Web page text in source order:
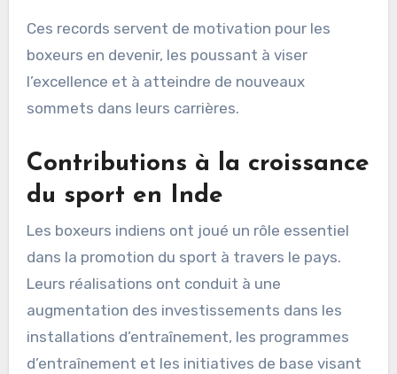
Ces records servent de motivation pour les
boxeurs en devenir, les poussant à viser
l’excellence et à atteindre de nouveaux
sommets dans leurs carrières.
Contributions à la croissance
du sport en Inde
Les boxeurs indiens ont joué un rôle essentiel
dans la promotion du sport à travers le pays.
Leurs réalisations ont conduit à une
augmentation des investissements dans les
installations d’entraînement, les programmes
d’entraînement et les initiatives de base visant